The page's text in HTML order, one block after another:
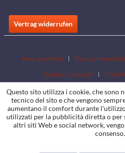
Vertrag widerrufen
Area download Ricerca rivenditori
Scarica i cataloghi
Questo sito utilizza i cookie, che sono
tecnico del sito e che vengono
aumentano il comfort durante
utilizzati per la pubblicità diretta o per
altri siti Web e social network,
consenso.